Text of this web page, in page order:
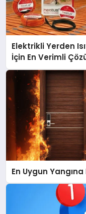
Elektrikli Yerden
İçin En Verimli
En Uygun